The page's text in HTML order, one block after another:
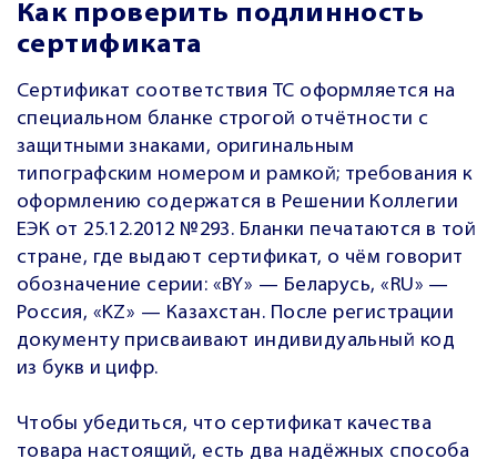
Как проверить подлинность
сертификата
Сертификат соответствия ТС оформляется на
специальном бланке строгой отчётности с
защитными знаками, оригинальным
типографским номером и рамкой; требования к
оформлению содержатся в Решении Коллегии
ЕЭК от 25.12.2012 №293. Бланки печатаются в той
стране, где выдают сертификат, о чём говорит
обозначение серии: «BY» — Беларусь, «RU» —
Россия, «KZ» — Казахстан. После регистрации
документу присваивают индивидуальный код
из букв и цифр.
Чтобы убедиться, что сертификат качества
товара настоящий, есть два надёжных способа